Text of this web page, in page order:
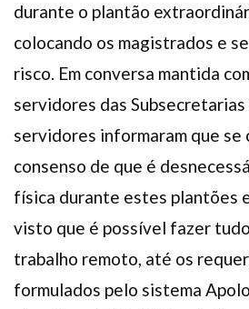
durante o plantão
colocando os magistrados e
risco. Em conversa mantida
servidores das Subsecretarias
servidores informaram que se
consenso de que é
física durante estes plantões
visto que é possível fazer
trabalho remoto, até os
formulados pelo sistema